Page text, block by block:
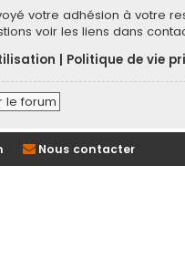
votre adhésion à votre
voir les liens dans
Politique de vie
le forum
Nous contacter